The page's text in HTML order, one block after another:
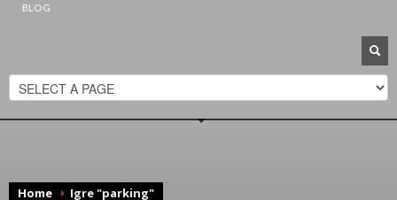
BLOG
Home Igre "parking"